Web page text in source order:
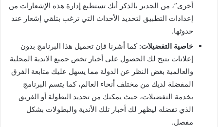
أخرى”، من الجدير بالذكر أنك تستطيع إدارة هذه الإشعارات من
إعدادات التطبيق لتحديد الأحداث التي ترغب بتلقي إشعار عند
حدوثها.
خاصية التفضيلات: كما أشرنا فإن تحميل هذا البرنامج بدون
إعلانات يتيح لك الحصول على أخبار تخص جميع الاندية المحلية
والعالمية بغض النظر عن الدولة مما يسهل عليك متابعة الفرق
المفضلة لديك من مختلف أنحاء العالم، كما يتسم البرنامج
بخدمة التفضيلات، حيث يمكنك من تحديد البطولة أو الفريق
الذي تفضله ليظهر لك أخبار تلك الأندية والبطولات بشكل
مفصل.